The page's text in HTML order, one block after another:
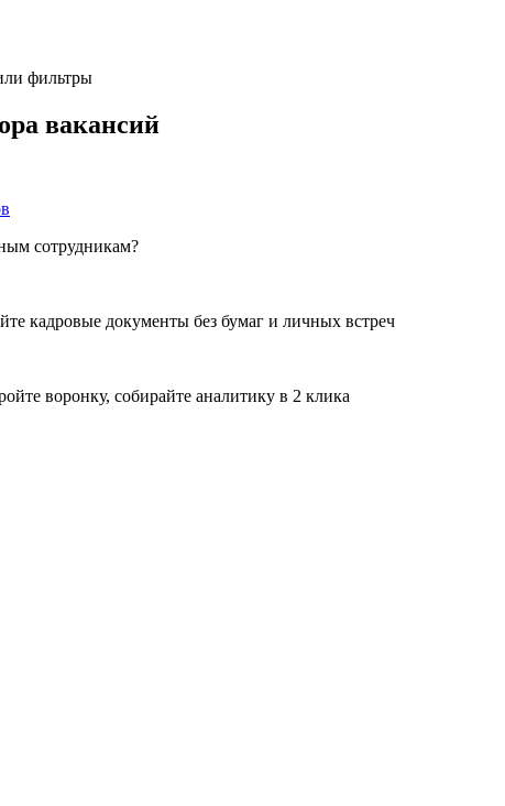
фильтры
вакансий
сотрудникам?
кадровые документы без бумаг и личных встреч
воронку, собирайте аналитику в 2 клика